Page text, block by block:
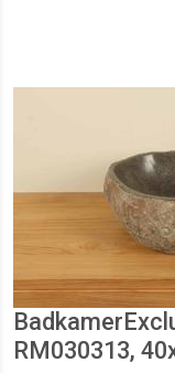
RM030313,